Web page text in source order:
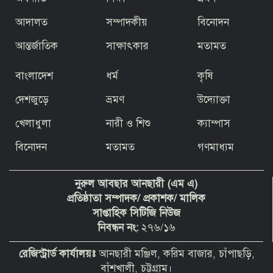
চট্টগ্রামের বাঁশখালীতে ফারহানাজের বিরুদ্ধে
জবর দখলের হুমকির অভিযোগ
দুদককে নিয়ে অবাক করা তথ্য দিলেন সেই
পিপি
বাংলাদেশের মানুষ বুঝে গেছে রাজনীতির
খেলা
Vertex Life International Ltd-এর ৫
কর্মকর্তার বিরুদ্ধে টাকা আত্মসাতের মামলা
আদালত
আন্তর্জাতিক
সম্পাদকীয়
সাক্ষাৎকার
বিনোদন
মতামত
বাংলাদেশ
দেশজুড়ে
খেলাধুলা
বিনোদন
ধর্ম
ভ্রমণ
নারী ও শিশু
মতামত
কৃষি
উদ্যোক্তা
ক্যাম্পাস
গণমাধ্যম
নুরুল আবছার আনছারী (এম এ)
প্রতিষ্ঠাতা সম্পাদক/ প্রকাশক/ মালিক
সাপ্তাহিক সিটিজি নিউজ
নিবন্ধন নং:২৭৬/১৬
রেজিস্ট্রার্ড কার্যালয়ঃআনছারী মঞ্জিল, করিম বাজার, চাঁপাছড়ি,
বাঁশখালী, চট্টগ্রাম।